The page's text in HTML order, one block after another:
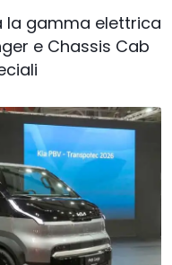
la gamma elettrica
e Chassis Cab